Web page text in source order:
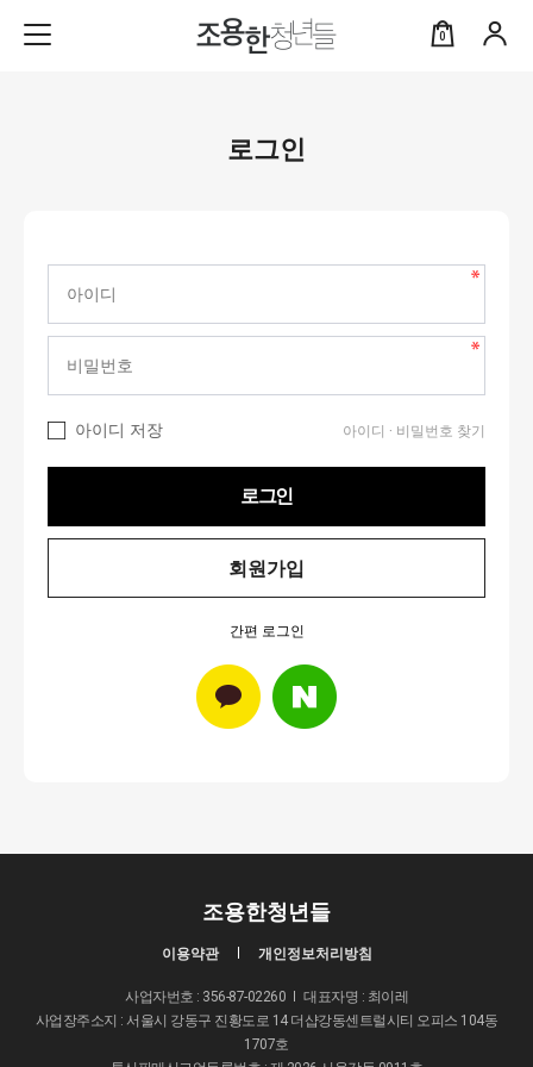
0
로그인
아이디 저장 아이디 · 비밀번호 찾기
로그인
회원가입
간편 로그인
조용한청년들
이용약관 개인정보처리방침
사업자번호 : 356-87-02260
대표자명 : 최이레
사업장주소지 : 서울시 강동구 진황도로 14 더샵강동센트럴시티 오피스 104동
1707호